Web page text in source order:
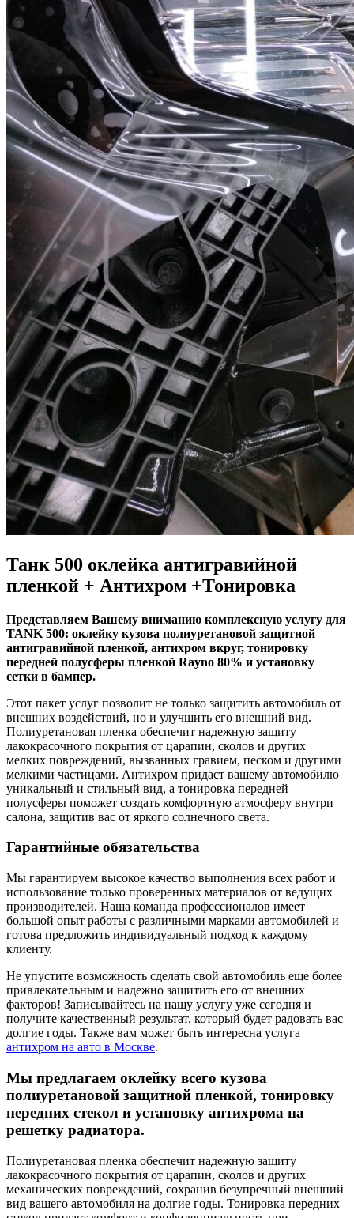
Танк 500 оклейка антигравийной
пленкой + Антихром +Тонировка
Представляем Вашему вниманию комплексную услугу для
TANK 500: оклейку кузова полиуретановой защитной
антигравийной пленкой, антихром вкруг, тонировку
передней полусферы пленкой Rayno 80% и установку
сетки в бампер.
Этот пакет услуг позволит не только защитить автомобиль от
внешних воздействий, но и улучшить его внешний вид.
Полиуретановая пленка обеспечит надежную защиту
лакокрасочного покрытия от царапин, сколов и других
мелких повреждений, вызванных гравием, песком и другими
мелкими частицами. Антихром придаст вашему автомобилю
уникальный и стильный вид, а тонировка передней
полусферы поможет создать комфортную атмосферу внутри
салона, защитив вас от яркого солнечного света.
Гарантийные обязательства
Мы гарантируем высокое качество выполнения всех работ и
использование только проверенных материалов от ведущих
производителей. Наша команда профессионалов имеет
большой опыт работы с различными марками автомобилей и
готова предложить индивидуальный подход к каждому
клиенту.
Не упустите возможность сделать свой автомобиль еще более
привлекательным и надежно защитить его от внешних
факторов! Записывайтесь на нашу услугу уже сегодня и
получите качественный результат, который будет радовать вас
долгие годы. Также вам может быть интересна услуга
антихром на авто в Москве.
Мы предлагаем оклейку всего кузова
полиуретановой защитной пленкой, тонировку
передних стекол и установку антихрома на
решетку радиатора.
Полиуретановая пленка обеспечит надежную защиту
лакокрасочного покрытия от царапин, сколов и других
механических повреждений, сохранив безупречный внешний
вид вашего автомобиля на долгие годы. Тонировка передних